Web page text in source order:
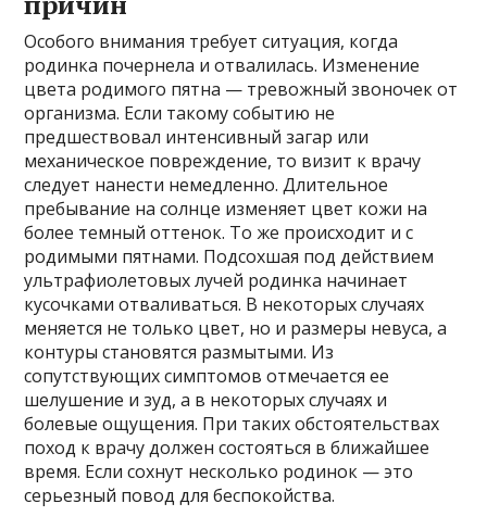
Особого внимания требует ситуация, когда
родинка почернела и отвалилась. Изменение
цвета родимого пятна — тревожный звоночек от
организма. Если такому событию не
предшествовал интенсивный загар или
механическое повреждение, то визит к врачу
следует нанести немедленно. Длительное
пребывание на солнце изменяет цвет кожи на
более темный оттенок. То же происходит и с
родимыми пятнами. Подсохшая под действием
ультрафиолетовых лучей родинка начинает
кусочками отваливаться. В некоторых случаях
меняется не только цвет, но и размеры невуса, а
контуры становятся размытыми. Из
сопутствующих симптомов отмечается ее
шелушение и зуд, а в некоторых случаях и
болевые ощущения. При таких обстоятельствах
поход к врачу должен состояться в ближайшее
время. Если сохнут несколько родинок — это
серьезный повод для беспокойства.